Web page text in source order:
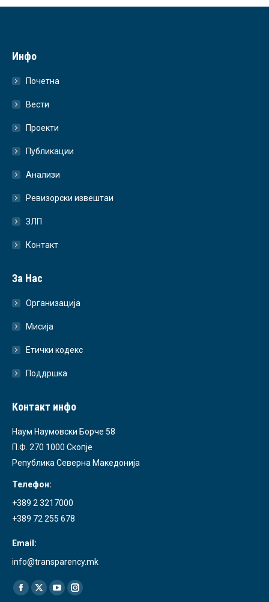
Инфо
Почетна
Вести
Проекти
Публикации
Анализи
Ревизорски извештаи
ЗЛП
Контакт
За Нас
Организација
Мисија
Етички кодекс
Поддршка
Контакт инфо
Наум Наумовски Борче 58
П.Ф. 270 1000 Скопје
Република Северна Македонија
Телефон:
+389 2 3217000
+389 72 255 678
Email:
info@transparency.mk
Find us on:
Facebook
X YouTubeInstagram